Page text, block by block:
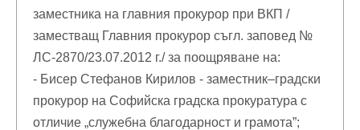
заместника на главния прокурор при ВКП /
заместващ Главния прокурор съгл. заповед №
ЛС-2870/23.07.2012 г./ за поощряване на:
- Бисер Стефанов Кирилов - заместник–градски
прокурор на Софийска градска прокуратура с
отличие „служебна благодарност и грамота”;